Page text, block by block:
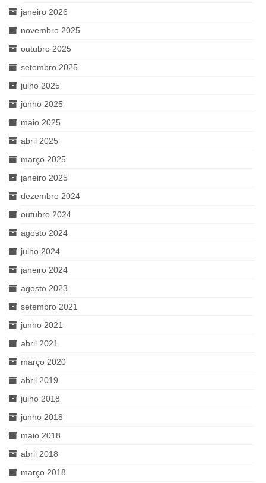
janeiro 2026
novembro 2025
outubro 2025
setembro 2025
julho 2025
junho 2025
maio 2025
abril 2025
março 2025
janeiro 2025
dezembro 2024
outubro 2024
agosto 2024
julho 2024
janeiro 2024
agosto 2023
setembro 2021
junho 2021
abril 2021
março 2020
abril 2019
julho 2018
junho 2018
maio 2018
abril 2018
março 2018